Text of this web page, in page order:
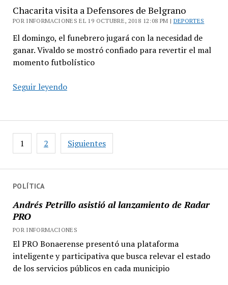
POLÍTICA
Andrés Petrillo asistió al lanzamiento de Radar
PRO
POR INFORMACIONES
El PRO Bonaerense presentó una plataforma
inteligente y participativa que busca relevar el estado
de los servicios públicos en cada municipio
visita
a
Chacarita visita a Defensores de Belgrano
POR INFORMACIONES EL 19 OCTUBRE, 2018 12:08 PM | DEPORTES
El domingo, el funebrero jugará con la necesidad de
ganar. Vivaldo se mostró confiado para revertir el mal
momento futbolístico
Seguir leyendoChacarita
Defensores
de
Belgrano
Paginación
de
1 2 Siguientes